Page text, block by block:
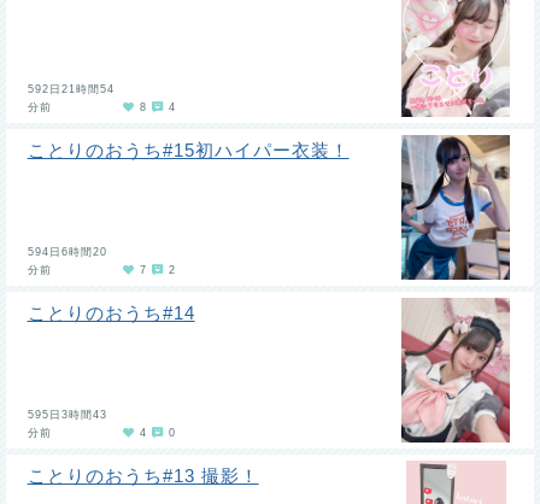
592日21時間54
分前
8 4
ことりのおうち#15初ハイパー衣装！
594日6時間20
分前
7 2
ことりのおうち#14
595日3時間43
分前
4 0
ことりのおうち#13 撮影！